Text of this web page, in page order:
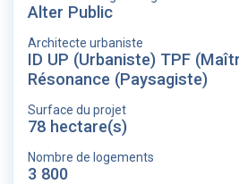
Alter Public
Architecte urbaniste
ID UP (Urbaniste) TPF
Résonance (Paysagiste)
Surface du projet
78 hectare(s)
Nombre de logements
3 800